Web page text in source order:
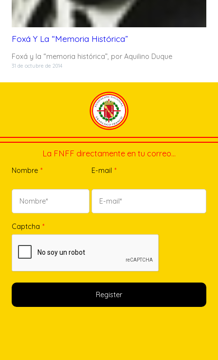
Foxá Y La “memoria Histórica”
Foxá y la “memoria histórica”, por Aquilino Duque
31 de octubre de 2014
La FNFF directamente en tu correo…
Nombre * E-mail *
Captcha *